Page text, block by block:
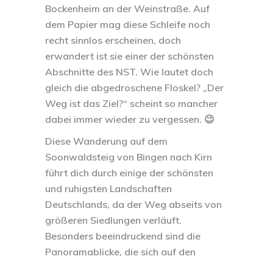
Bockenheim an der Weinstraße. Auf
dem Papier mag diese Schleife noch
recht sinnlos erscheinen, doch
erwandert ist sie einer der schönsten
Abschnitte des NST. Wie lautet doch
gleich die abgedroschene Floskel? „Der
Weg ist das Ziel?“ scheint so mancher
dabei immer wieder zu vergessen. 😉
Diese Wanderung auf dem
Soonwaldsteig von Bingen nach Kirn
führt dich durch einige der schönsten
und ruhigsten Landschaften
Deutschlands, da der Weg abseits von
größeren Siedlungen verläuft.
Besonders beeindruckend sind die
Panoramablicke, die sich auf den